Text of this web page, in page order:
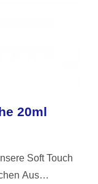
20ml
Soft Touch
Aus